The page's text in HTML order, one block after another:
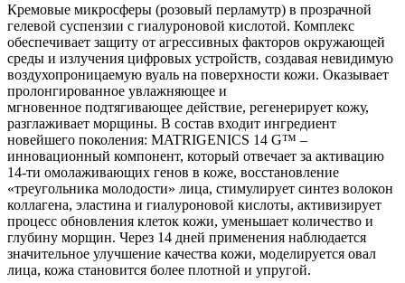
Кремовые микросферы (розовый перламутр) в прозрачной
гелевой суспензии с гиалуроновой кислотой. Комплекс
обеспечивает защиту от агрессивных факторов окружающей
среды и излучения цифровых устройств, создавая невидимую
воздухопроницаемую вуаль на поверхности кожи. Оказывает
пролонгированное увлажняющее и
мгновенное подтягивающее действие, регенерирует кожу,
разглаживает морщины. В состав входит ингредиент
новейшего поколения: MATRIGENICS 14 G™ –
инновационный компонент, который отвечает за активацию
14-ти омолаживающих генов в коже, восстановление
«треугольника молодости» лица, стимулирует синтез волокон
коллагена, эластина и гиалуроновой кислоты, активизирует
процесс обновления клеток кожи, уменьшает количество и
глубину морщин. Через 14 дней применения наблюдается
значительное улучшение качества кожи, моделируется овал
лица, кожа становится более плотной и упругой.